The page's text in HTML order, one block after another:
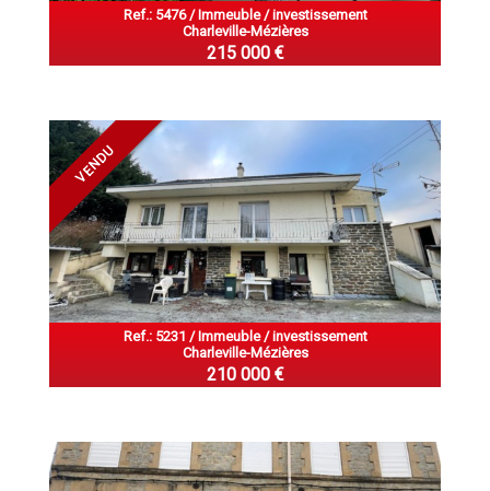
Ref.: 5476 / Immeuble / investissement
Charleville-Mézières
215 000 €
VENDU
Ref.: 5231 / Immeuble / investissement
Charleville-Mézières
210 000 €